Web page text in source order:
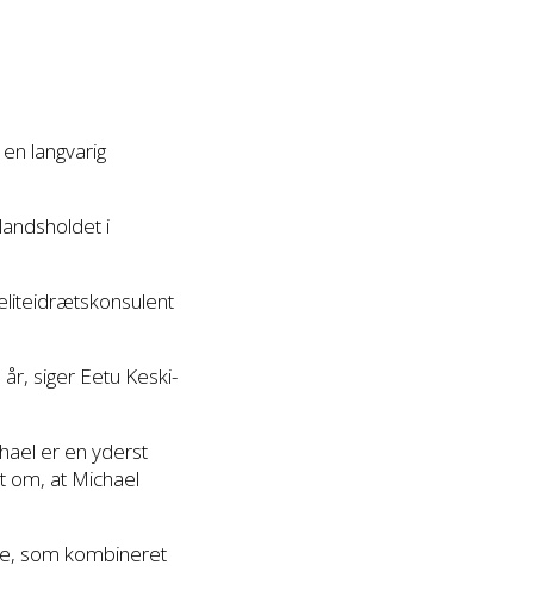
langvarig
i
siger Eetu Keski-
er en yderst
om, at Michael
som kombineret